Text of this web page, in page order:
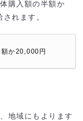
購入額の半額か
れます。
額か20,000円
地域にもよります